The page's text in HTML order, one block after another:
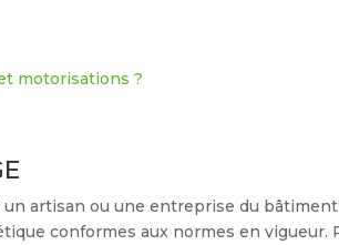
motorisations ?
artisan ou une entreprise du
conformes aux normes en